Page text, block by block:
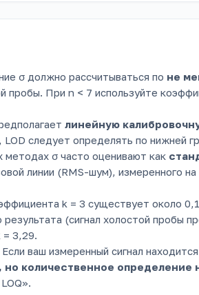
σ должно рассчитываться по не
пробы. При n < 7 используйте
линейную
LOD следует определять по нижней
методах σ часто оценивают как
линии (RMS-шум), измеренного
k = 3 существует около
(сигнал холостой пробы
3,29.
ваш измеренный сигнал
но количественное определение